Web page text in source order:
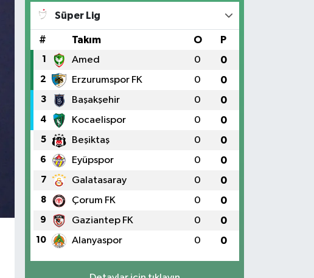
Süper Lig
# Takım O P
1 Amed 0 0
2 Erzurumspor FK 0 0
3 Başakşehir 0 0
4 Kocaelispor 0 0
5 Beşiktaş 0 0
6 Eyüpspor 0 0
7 Galatasaray 0 0
8 Çorum FK 0 0
9 Gaziantep FK 0 0
10 Alanyaspor 0 0